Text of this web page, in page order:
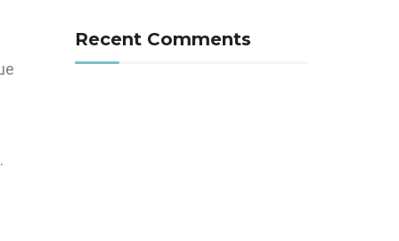
Recent Comments